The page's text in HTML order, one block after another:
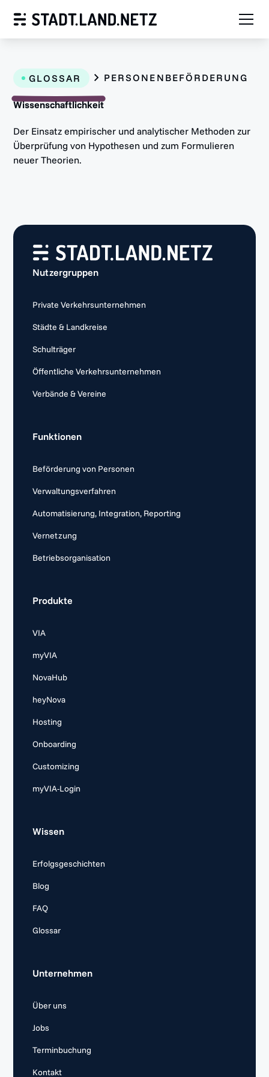
GLOSSAR PERSONENBEFÖRDERUNG
Wissenschaftlichkeit
Der Einsatz empirischer und analytischer Methoden zur
Überprüfung von Hypothesen und zum Formulieren
neuer Theorien.
Nutzergruppen
Private Verkehrsunternehmen
Städte & Landkreise
Schulträger
Öffentliche Verkehrsunternehmen
Verbände & Vereine
Funktionen
Beförderung von Personen
Verwaltungsverfahren
Automatisierung, Integration, Reporting
Vernetzung
Betriebsorganisation
Produkte
VIA
myVIA
NovaHub
heyNova
Hosting
Onboarding
Customizing
myVIA-Login
Wissen
Erfolgsgeschichten
Blog
FAQ
Glossar
Unternehmen
Über uns
Jobs
Terminbuchung
Kontakt